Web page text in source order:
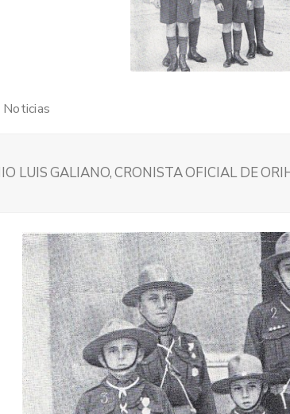
Noticias
LUIS GALIANO, CRONISTA OFICIAL DE